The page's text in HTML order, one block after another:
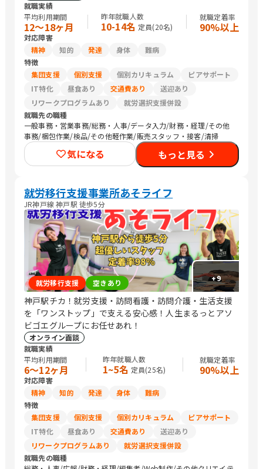
就職実績
平均利用期間
12〜18ヶ月
昨年就職人数
10-14名 定員(20名)
就職定着率
90%以上
対応障害
精神
知的 発達 身体
難病
特徴
集団支援
個別支援 個別カリキュラム
ピアサポート
IT特化
昼食あり 交通費あり
送迎あり
リワークプログラムあり
就労選択支援併設
就職先の職種
一般事務・営業事務/総務・人事/データ入力/財務・経理/その他
事務/梱包作業/検品/その他軽作業/販売スタッフ・接客/清掃
気になる もっと見る
就労移行支援事業所あそライフ
JR神戸線 神戸駅 徒歩5分
+9
就労移行支援 空きあり
神戸駅チカ！就労支援・訪問看護・訪問介護・生活支援
を「ワンストップ」で支える安心感！人生まるっとアソ
ビゴエグループにお任せあれ！
オンライン面談
就職実績
平均利用期間
6〜12ヶ月
昨年就職人数
1~5名 定員(25名)
就職定着率
90%以上
対応障害
精神
知的 発達 身体
難病
特徴
集団支援
個別支援 個別カリキュラム
ピアサポート
IT特化
昼食あり 交通費あり
送迎あり
リワークプログラムあり
就労選択支援併設
就職先の職種